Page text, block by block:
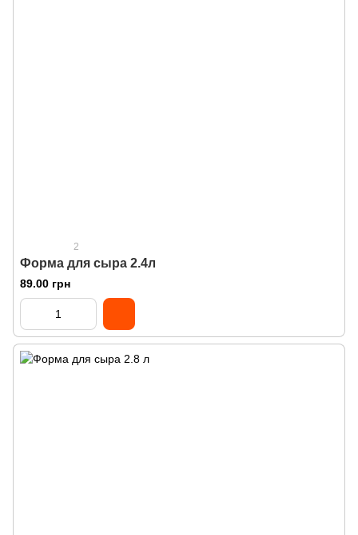
2
Форма для сыра 2.4л
89.00 грн